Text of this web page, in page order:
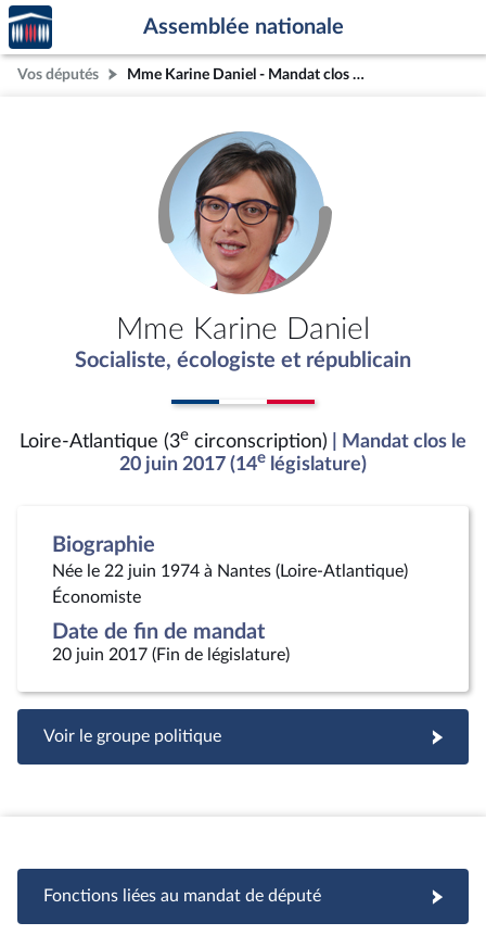
Aller au contenu
Aller en bas de la page
Accèder
à la
page
d'accueil
Assemblée nationale
Vos députés Mme Karine Daniel - Mandat clos - Loire-Atlantique (3e circonscription)
Mme Karine Daniel
Socialiste, écologiste et républicain
Loire-Atlantique (3e circonscription)
| Mandat clos le
20 juin 2017 (14e législature)
Biographie
Née le 22 juin 1974 à Nantes (Loire-Atlantique)
Économiste
Date de fin de mandat
20 juin 2017 (Fin de législature)
Voir le groupe politique
Fonctions liées au mandat de député
Fonctions liées au mandat de député